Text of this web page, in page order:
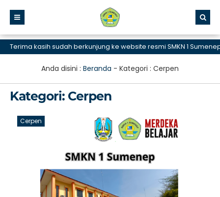
kasih sudah berkunjung ke website resmi SMKN 1 Sumenep,
Anda disini : Beranda - Kategori : Cerpen
Kategori: Cerpen
Cerpen